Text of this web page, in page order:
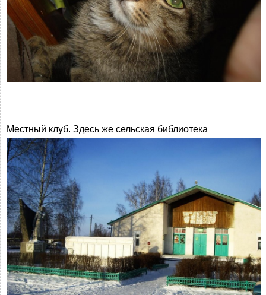
Местный клуб. Здесь же сельская библиотека